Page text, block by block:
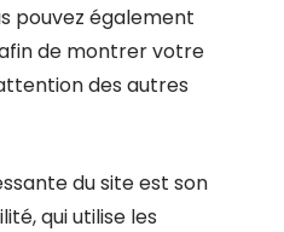
pouvez également
de montrer votre
des autres
du site est son
qui utilise les